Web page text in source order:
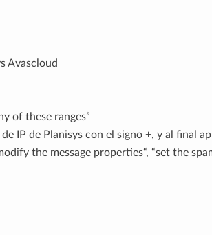
Avascloud
of these ranges”
IP de Planisys con el signo +, y al final
the message properties“, “set the